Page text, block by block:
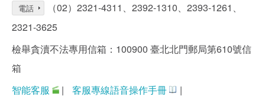
電話
（02）2321-4311、2392-1310、2393-1261、
2321-3625
檢舉貪瀆不法專用信箱：100900 臺北北門郵局第610號信
箱
智能客服
| 客服專線語音操作手冊 |